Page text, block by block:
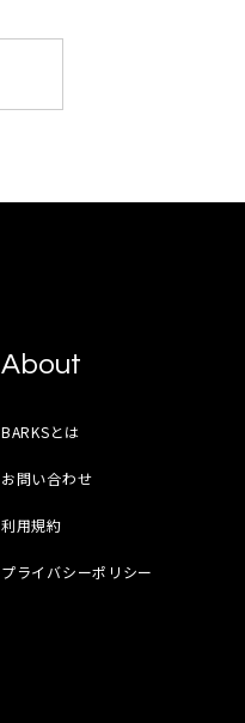
About
BARKSとは
お問い合わせ
利用規約
プライバシーポリシー